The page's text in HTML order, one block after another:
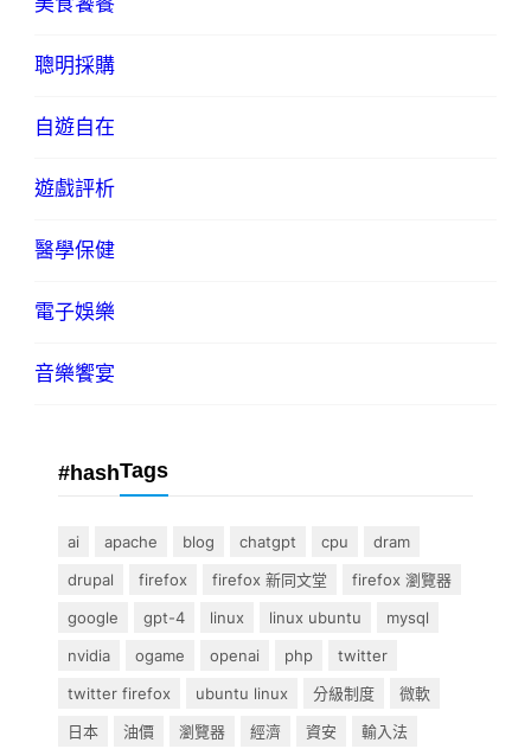
聰明採購
自遊自在
遊戲評析
醫學保健
電子娛樂
音樂饗宴
#hashTags
ai apache blog chatgpt cpu
dram
drupal
firefox firefox 新同文堂
firefox 瀏覽器
google
gpt-4 linux linux ubuntu
mysql
nvidia
ogame openai php
twitter
twitter firefox
ubuntu linux 分級制度
微軟
日本
油價 瀏覽器 經濟 資安 輸入法